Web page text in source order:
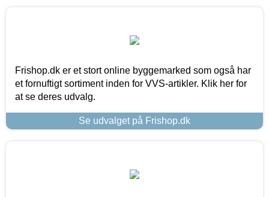
Frishop.dk er et stort online byggemarked som også har
et fornuftigt sortiment inden for VVS-artikler. Klik her for
at se deres udvalg.
Se udvalget på Frishop.dk